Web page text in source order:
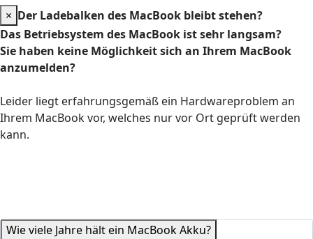
× Der Ladebalken des MacBook bleibt stehen?
Das Betriebsystem des MacBook ist sehr langsam?
Sie haben keine Möglichkeit sich an Ihrem MacBook
anzumelden?
Leider liegt erfahrungsgemäß ein Hardwareproblem an
Ihrem MacBook vor, welches nur vor Ort geprüft werden
kann.
Wie viele Jahre hält ein MacBook Akku?